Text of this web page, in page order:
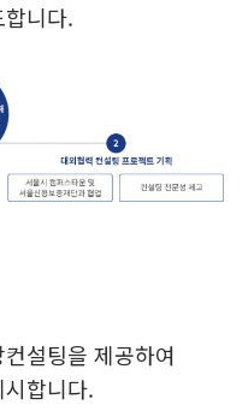
니다.
설팅을 제공하여
합니다.